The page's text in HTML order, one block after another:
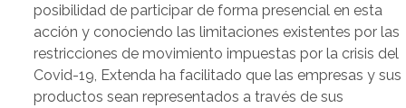
posibilidad de participar de forma presencial en esta
acción y conociendo las limitaciones existentes por las
restricciones de movimiento impuestas por la crisis del
Covid-19, Extenda ha facilitado que las empresas y sus
productos sean representados a través de sus